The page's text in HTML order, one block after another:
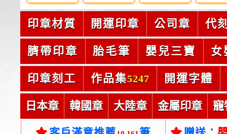
印章材質 開運印章 公司章 代
臍帶印章 胎毛筆 嬰兒三寶 女
印章刻工 作品集5247 開運字體
日本章 韓國章 大陸章 金屬印章 寵